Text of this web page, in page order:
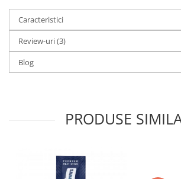
Caracteristici
Review-uri(3)
Blog
PRODUSE